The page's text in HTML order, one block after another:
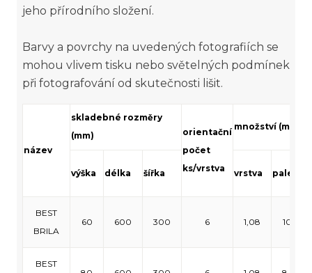
jeho přírodního složení.
Barvy a povrchy na uvedených fotografiích se
mohou vlivem tisku nebo světelných podmínek
při fotografování od skutečnosti lišit.
název
skladebné rozměry
(mm)
orientační
počet
ks/vrstva
množství (m²)
výška délka šířka vrstva paleta
BEST
BRILA
60 600 300 6 1,08 10,8
BEST